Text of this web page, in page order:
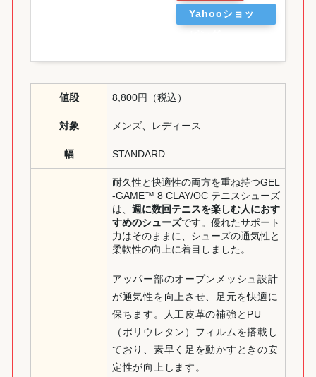
Yahooショッ
値段 8,800円（税込）
対象 メンズ、レディース
幅 STANDARD
耐久性と快適性の両方を重ね持つGEL
-GAME™ 8 CLAY/OC テニスシューズ
は、 週に数回テニスを楽しむ人におす
すめのシューズです。優れたサポート
力はそのままに、シューズの通気性と
柔軟性の向上に着目しました。
アッパー部のオープンメッシュ設計
が通気性を向上させ、足元を快適に
保ちます。人工皮革の補強とPU
（ポリウレタン）フィルムを搭載し
ており、素早く足を動かすときの安
定性が向上します。